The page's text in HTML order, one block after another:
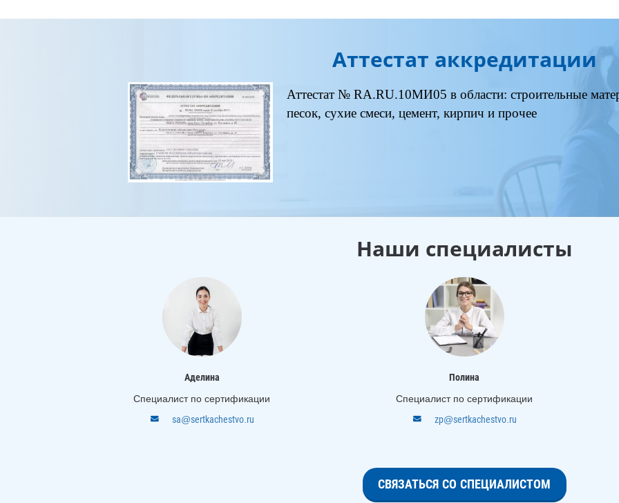
Аттестат аккредитации
Аттестат № RA.RU.10МИ05 в области: строительные
песок, сухие смеси, цемент, кирпич и прочее
Наши специалисты
Аделина
Специалист по сертификации
sa@sertkachestvo.ru
Полина
Специалист по сертификации
zp@sertkachestvo.ru
СВЯЗАТЬСЯ СО СПЕЦИАЛИСТОМ